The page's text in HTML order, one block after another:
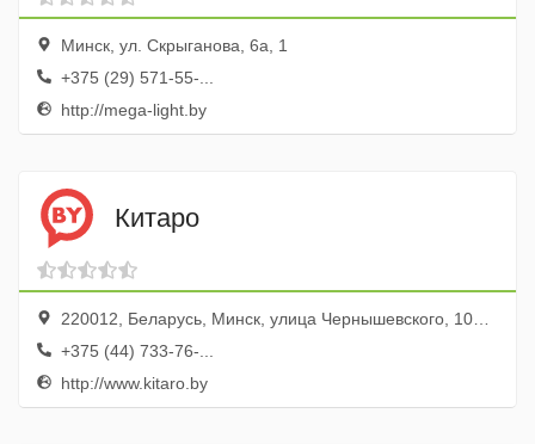
Минск, ул. Скрыганова, 6а, 1
+375 (29) 571-55-...
http://mega-light.by
Китаро
220012, Беларусь, Минск, улица Чернышевского, 10А, оф. 715
+375 (44) 733-76-...
http://www.kitaro.by